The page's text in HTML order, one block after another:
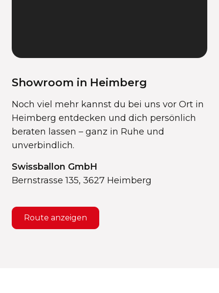
Showroom in Heimberg
Noch viel mehr kannst du bei uns vor Ort in
Heimberg entdecken und dich persönlich
beraten lassen – ganz in Ruhe und
unverbindlich.
Swissballon GmbH
Bernstrasse 135, 3627 Heimberg
Route anzeigen